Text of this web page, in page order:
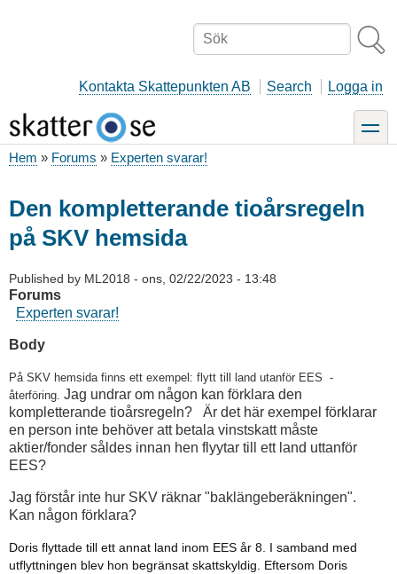
Sök
Kontakta Skattepunkten AB Search Logga in
toggle
Hem Forums Experten svarar!
Den kompletterande tioårsregeln
på SKV hemsida
Published by ML2018 - ons, 02/22/2023 - 13:48
Forums
Experten svarar!
Body
På SKV hemsida finns ett exempel: flytt till land utanför EES -
återföring. Jag undrar om någon kan förklara den
kompletterande tioårsregeln? Är det här exempel förklarar
en person inte behöver att betala vinstskatt måste
aktier/fonder såldes innan hen flyytar till ett land uttanför
EES?
Jag förstår inte hur SKV räknar "baklängeberäkningen".
Kan någon förklara?
Doris flyttade till ett annat land inom EES år 8. I samband med
utflyttningen blev hon begränsat skattskyldig. Eftersom Doris